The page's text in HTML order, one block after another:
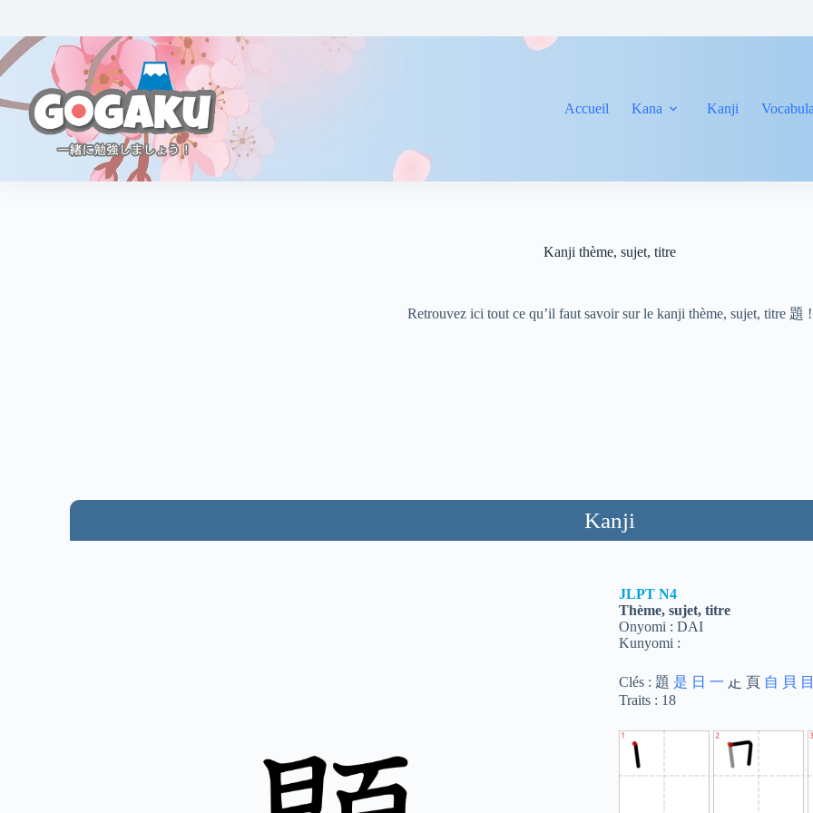
Accueil Kana Kanji
Kanji thème, sujet, titre
Retrouvez ici tout ce qu’il faut savoir sur le kanji thème, sujet, titre 題 !
Kanji
JLPT N4
Thème, sujet, titre
Onyomi : DAI
Kunyomi :
Clés : 題 是 日 一 龰 頁 自 貝
Traits : 18